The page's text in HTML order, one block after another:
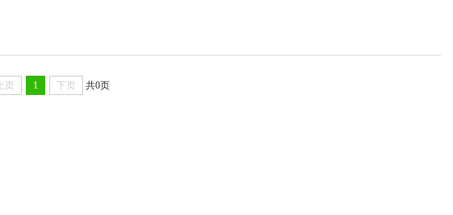
上页 1 下页 共0页